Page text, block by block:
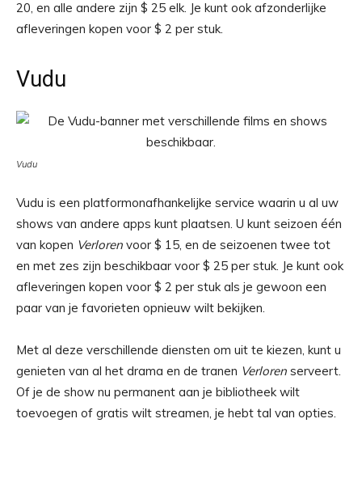
20, en alle andere zijn $ 25 elk. Je kunt ook afzonderlijke
afleveringen kopen voor $ 2 per stuk.
Vudu
Vudu
Vudu is een platformonafhankelijke service waarin u al uw
shows van andere apps kunt plaatsen. U kunt seizoen één
van kopen Verloren voor $ 15, en de seizoenen twee tot
en met zes zijn beschikbaar voor $ 25 per stuk. Je kunt ook
afleveringen kopen voor $ 2 per stuk als je gewoon een
paar van je favorieten opnieuw wilt bekijken.
Met al deze verschillende diensten om uit te kiezen, kunt u
genieten van al het drama en de tranen Verloren serveert.
Of je de show nu permanent aan je bibliotheek wilt
toevoegen of gratis wilt streamen, je hebt tal van opties.